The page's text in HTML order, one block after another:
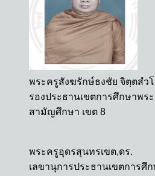
พระครูสังฆรักษ์ธงชัย จิตฺตสํว
รองประธานเขตการศึกษาพร
สามัญศึกษา เขต 8
พระครูอุดรสุนทรเขต,ดร.
เลขานุการประธานเขตการศึ